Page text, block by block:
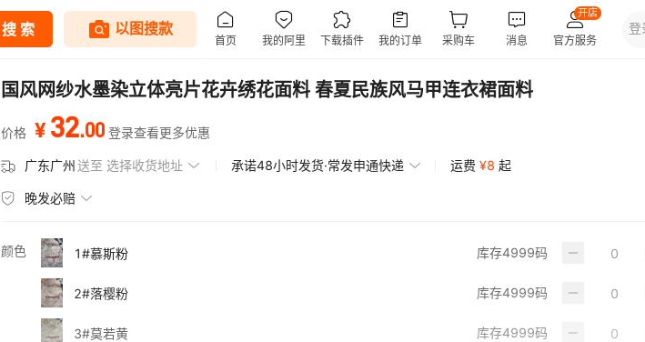
国风网纱水墨染立体亮片花卉绣花面料 春夏民族风马甲连衣裙面料
价格 ¥ 32.00 登录查看更多优惠
广东广州送至 选择收货地址 承诺48小时发货·常发申通快递 运费 ¥8 起
晚发必赔
颜色 1#慕斯粉 库存4999码
2#落樱粉 库存4999码
3#莫若黄 库存4999码